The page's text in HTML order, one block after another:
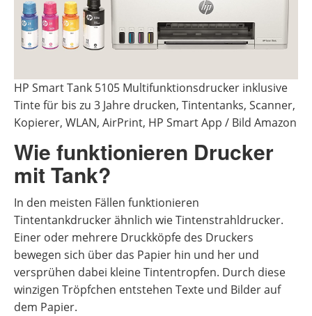
HP Smart Tank 5105 Multifunktionsdrucker inklusive
Tinte für bis zu 3 Jahre drucken, Tintentanks, Scanner,
Kopierer, WLAN, AirPrint, HP Smart App / Bild Amazon
Wie funktionieren Drucker
mit Tank?
In den meisten Fällen funktionieren
Tintentankdrucker ähnlich wie Tintenstrahldrucker.
Einer oder mehrere Druckköpfe des Druckers
bewegen sich über das Papier hin und her und
versprühen dabei kleine Tintentropfen. Durch diese
winzigen Tröpfchen entstehen Texte und Bilder auf
dem Papier.